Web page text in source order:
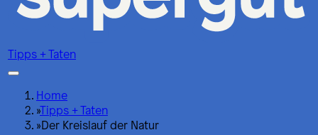
Tipps + Taten
Home
»Tipps + Taten
»Der Kreislauf der Natur